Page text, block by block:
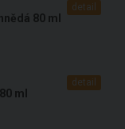
80 ml
detail
ml
detail